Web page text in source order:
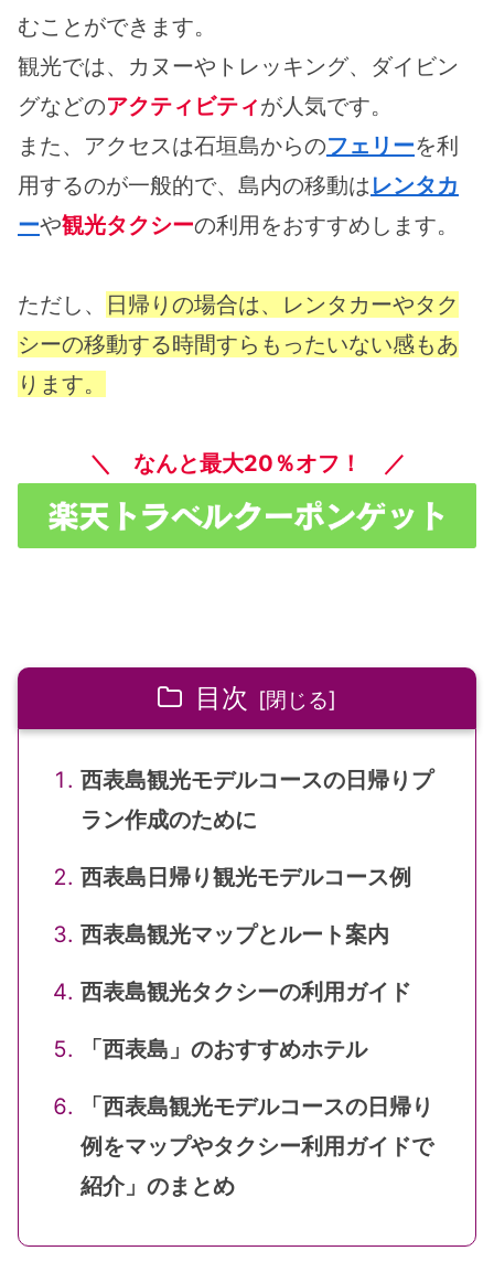
むことができます。
観光では、カヌーやトレッキング、ダイビン
グなどのアクティビティが人気です。
また、アクセスは石垣島からのフェリーを利
用するのが一般的で、島内の移動はレンタカ
ーや観光タクシーの利用をおすすめします。
ただし、
日帰りの場合は、レンタカーやタク
シーの移動する時間すらもったいない感もあ
ります。
＼ なんと最大20％オフ！ ／
目次
西表島観光モデルコースの日帰りプ
ラン作成のために
西表島日帰り観光モデルコース例
西表島観光マップとルート案内
西表島観光タクシーの利用ガイド
「西表島」のおすすめホテル
「西表島観光モデルコースの日帰り
例をマップやタクシー利用ガイドで
紹介」のまとめ